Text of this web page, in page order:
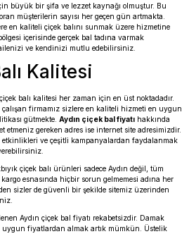
büyük bir şifa ve lezzet kaynağı olmuştur. Bu
müşterilerin sayısı her geçen gün artmakta.
en kaliteli çiçek balını sunmak üzere hizmetine
içerisinde gerçek bal tadına varmak
ve kendinizi mutlu edebilirsiniz.
Kalitesi
balı kalitesi her zaman için en üst noktadadır.
firmamız sizlere en kaliteli hizmeti en uygun
gütmekte. Aydın çiçek bal fiyatı hakkında
gereken adres ise internet site adresimizdir.
ve çeşitli kampanyalardan faydalanmak
çiçek balı ürünleri sadece Aydın değil, tüm
esnasında hiçbir sorun gelmemesi adına her
sizler de güvenli bir şekilde sitemiz üzerinden
Aydın çiçek bal fiyatı rekabetsizdir. Damak
uygun fiyatlardan almak artık mümkün. Üstelik